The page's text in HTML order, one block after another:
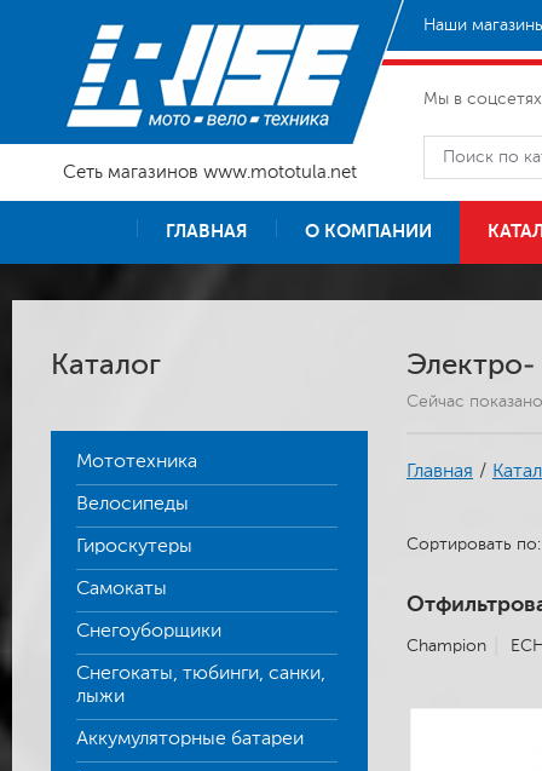
Сеть магазинов www.mototula.net
Наши
Мы в
ГЛАВНАЯ О КОМПАНИИ
Каталог
Мототехника
Велосипеды
Гироскутеры
Самокаты
Снегоуборщики
Снегокаты, тюбинги, санки,
лыжи
Аккумуляторные батареи
Сейчас
Главная /
Сортировать
Champion